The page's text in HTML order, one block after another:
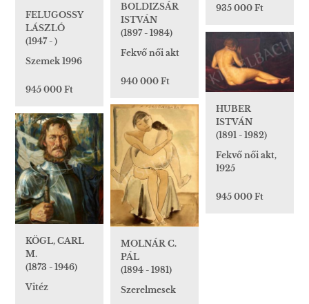
935 000 Ft
BOLDIZSÁR
ISTVÁN
(1897 - 1984)
Fekvő női akt
940 000 Ft
FELUGOSSY
LÁSZLÓ
(1947 - )
Szemek 1996
945 000 Ft
HUBER
ISTVÁN
(1891 - 1982)
Fekvő női akt,
1925
945 000 Ft
MOLNÁR C.
PÁL
(1894 - 1981)
Szerelmesek
KÖGL, CARL
M.
(1873 - 1946)
Vitéz